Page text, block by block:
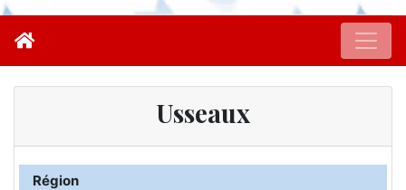
Usseaux
Région